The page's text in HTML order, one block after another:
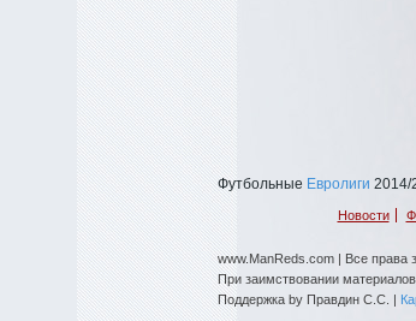
Футбольные Евролиги 2014/
Новости
www.ManReds.com | Все
При заимствовании
Поддержка by Правдин С.С. |